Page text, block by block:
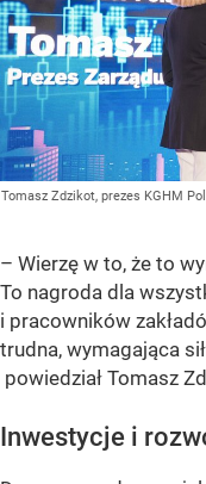
Tomasz Zdzikot, prezes KGHM
– Wierzę w to, że to
To nagroda dla
i pracowników
trudna, wymagająca
powiedział Tomasz
Inwestycje i